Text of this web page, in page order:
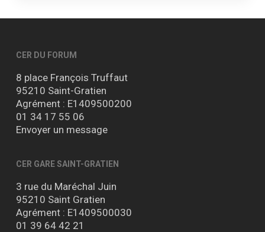
CER DU FORUM
8 place François Truffaut
95210 Saint-Gratien
Agrément : E1409500200
01 34 17 55 06
Envoyer un message
CER GARE SAINT-GRATIEN
3 rue du Maréchal Juin
95210 Saint Gratien
Agrément : E1409500030
01 39 64 42 21